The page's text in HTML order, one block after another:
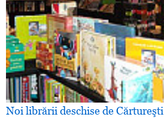
Noi librării deschise de Cărtureşti